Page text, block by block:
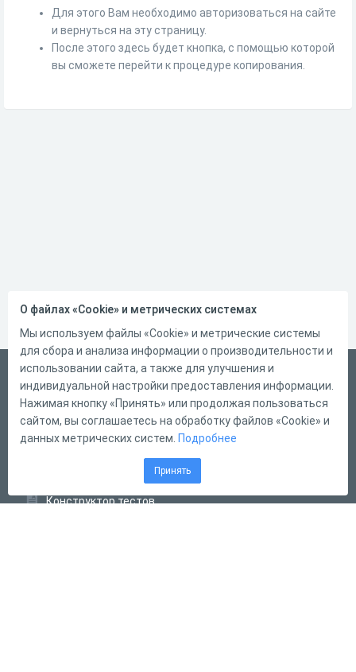
Для этого Вам необходимо авторизоваться на сайте
и вернуться на эту страницу.
После этого здесь будет кнопка, с помощью которой
вы сможете перейти к процедуре копирования.
Русский
Справка
Форма обратной связи
Конструктор тестов
О файлах «Cookie» и метрических системах
Мы используем файлы «Cookie» и метрические системы
для сбора и анализа информации о производительности и
использовании сайта, а также для улучшения и
индивидуальной настройки предоставления информации.
Нажимая кнопку «Принять» или продолжая пользоваться
сайтом, вы соглашаетесь на обработку файлов «Cookie» и
данных метрических систем. Подробнее
Принять